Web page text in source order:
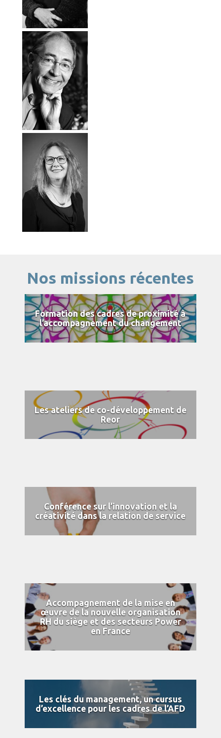
Nos missions récentes
Formation des cadres de proximité à
l’accompagnement du changement
Les ateliers de co-développement de
Reor
Conférence sur l’innovation et la
créativité dans la relation de service
Accompagnement de la mise en
œuvre de la nouvelle organisation
RH du siège et des secteurs Power
en France
Les clés du management, un cursus
d’excellence pour les cadres de l’AFD